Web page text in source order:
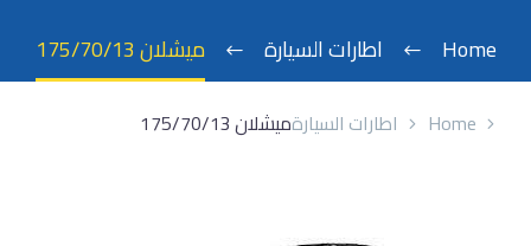
Home اطارات السيارة ميشلان 175/70/13
Home اطارات السيارةميشلان 175/70/13